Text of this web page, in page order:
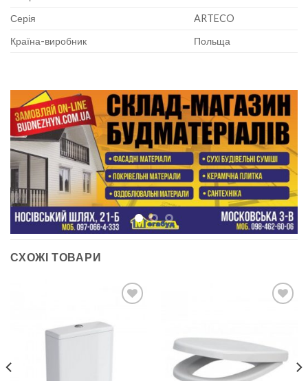
Серія
ARTECO
Країна-виробник
Польща
СХОЖІ ТОВАРИ
ДОДАТИ
СПИСКУ
БАЖАНЬ